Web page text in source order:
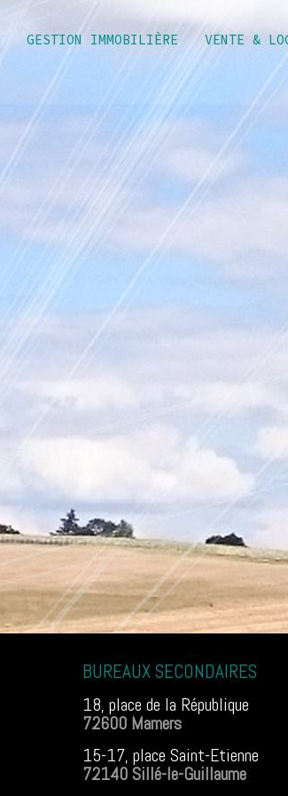
GESTION IMMOBILIÈRE VENTE &
BUREAUX SECONDAIRES
18, place de la République
72600 Mamers
15-17, place Saint-Etienne
72140 Sillé-le-Guillaume